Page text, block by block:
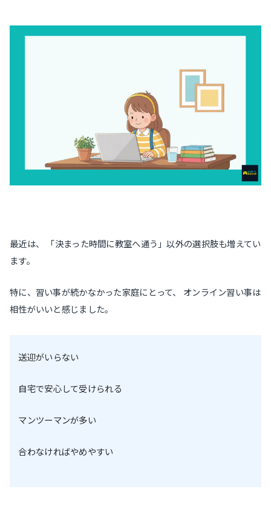
最近は、 「決まった時間に教室へ通う」以外の選択肢も増えてい
ます。
特に、習い事が続かなかった家庭にとって、 オンライン習い事は
相性がいいと感じました。
送迎がいらない
自宅で安心して受けられる
マンツーマンが多い
合わなければやめやすい